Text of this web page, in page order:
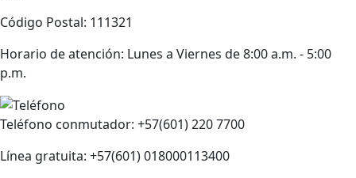
Código Postal: 111321
Horario de atención: Lunes a Viernes de 8:00 a.m. - 5:00
p.m.
Teléfono conmutador: +57(601) 220 7700
Línea gratuita: +57(601) 018000113400